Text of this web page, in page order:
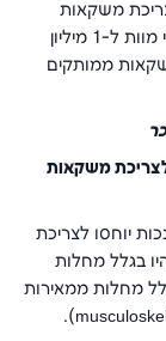
משקאות
ממותקים בסוכר, עם שיעור מוחלט של 125 מקרי מוות ל-1 מיליון
משקאות ממותקים
משקאות
הכל כ-8,500,000 שנות נכות יוחסו לצריכת
כאשר כ-50% מתוכן היו בגלל מחלות
כ-41% בגלל סוכרת, כ-4% בגלל מחלות ממאירות
).